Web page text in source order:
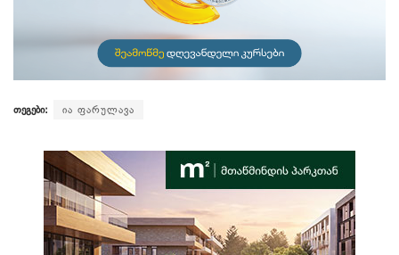
თეგები: ია ფარულავა